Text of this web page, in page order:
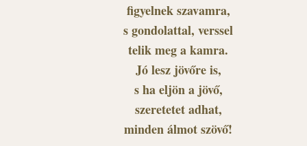
figyelnek szavamra,
s gondolattal, verssel
telik meg a kamra.
Jó lesz jövőre is,
s ha eljön a jövő,
szeretetet adhat,
minden álmot szövő!